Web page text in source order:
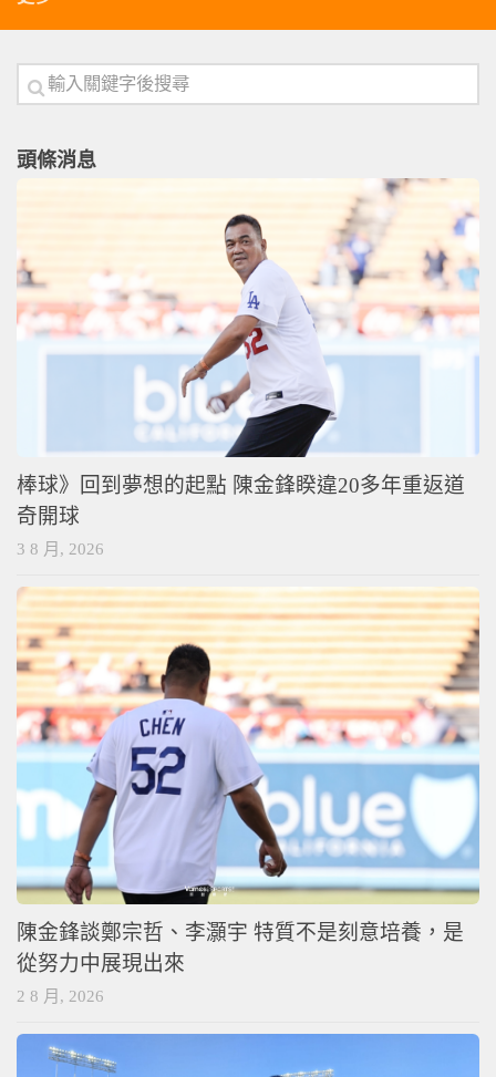
頭條消息
棒球》回到夢想的起點 陳金鋒睽違20多年重返道
奇開球
3 8 月, 2026
陳金鋒談鄭宗哲、李灝宇 特質不是刻意培養，是
從努力中展現出來
2 8 月, 2026